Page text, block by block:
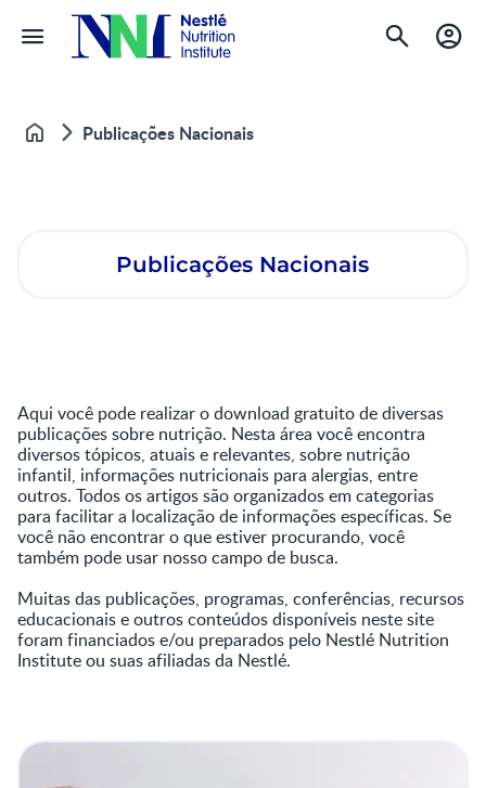
Home Publicações Nacionais
Publicações Nacionais
Aqui você pode realizar o download gratuito de diversas
publicações sobre nutrição. Nesta área você encontra
diversos tópicos, atuais e relevantes, sobre nutrição
infantil, informações nutricionais para alergias, entre
outros. Todos os artigos são organizados em categorias
para facilitar a localização de informações específicas. Se
você não encontrar o que estiver procurando, você
também pode usar nosso campo de busca.
Muitas das publicações, programas, conferências, recursos
educacionais e outros conteúdos disponíveis neste site
foram financiados e/ou preparados pelo Nestlé Nutrition
Institute ou suas afiliadas da Nestlé.